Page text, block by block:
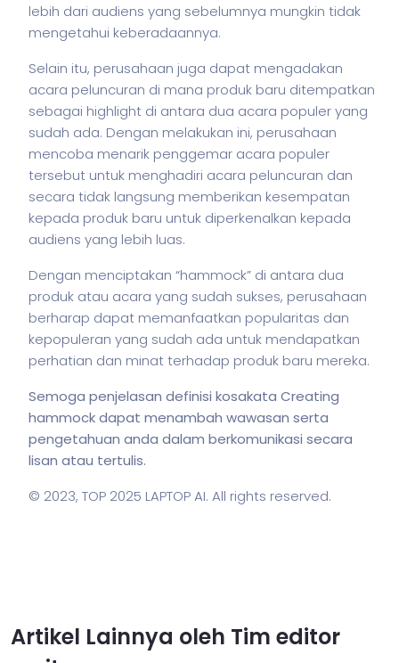
lebih dari audiens yang sebelumnya mungkin tidak
mengetahui keberadaannya.
Selain itu, perusahaan juga dapat mengadakan
acara peluncuran di mana produk baru ditempatkan
sebagai highlight di antara dua acara populer yang
sudah ada. Dengan melakukan ini, perusahaan
mencoba menarik penggemar acara populer
tersebut untuk menghadiri acara peluncuran dan
secara tidak langsung memberikan kesempatan
kepada produk baru untuk diperkenalkan kepada
audiens yang lebih luas.
Dengan menciptakan “hammock” di antara dua
produk atau acara yang sudah sukses, perusahaan
berharap dapat memanfaatkan popularitas dan
kepopuleran yang sudah ada untuk mendapatkan
perhatian dan minat terhadap produk baru mereka.
Semoga penjelasan definisi kosakata Creating
hammock dapat menambah wawasan serta
pengetahuan anda dalam berkomunikasi secara
lisan atau tertulis.
© 2023, TOP 2025 LAPTOP AI. All rights reserved.
Artikel Lainnya oleh Tim editor